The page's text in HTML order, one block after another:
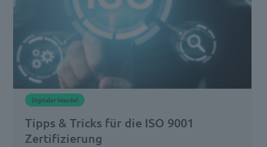
Tipps & Tricks für die ISO 9001
Zertifizierung
Digitaler Wandel